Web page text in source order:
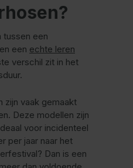
tussen een
en een echte leren
verschil zit in het
zijn vaak gemaakt
Deze modellen zijn
voor incidenteel
per jaar naar het
Dan is een